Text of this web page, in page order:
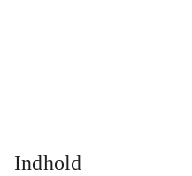
Indhold